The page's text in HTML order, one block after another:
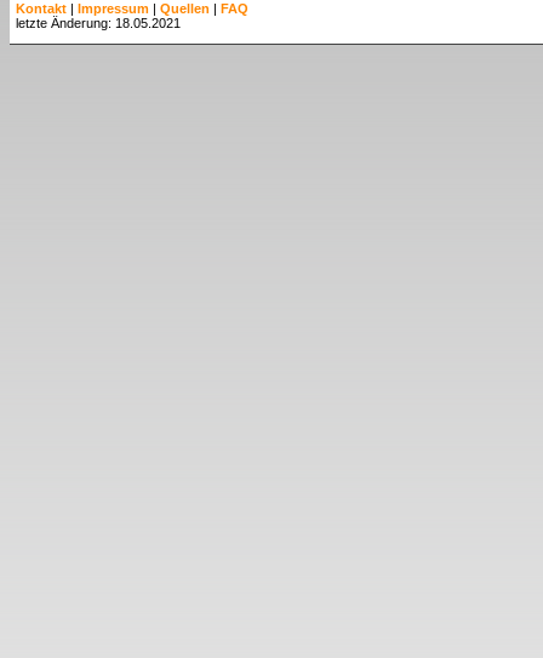
Kontakt | Impressum | Quellen | FAQ
letzte Änderung: 18.05.2021